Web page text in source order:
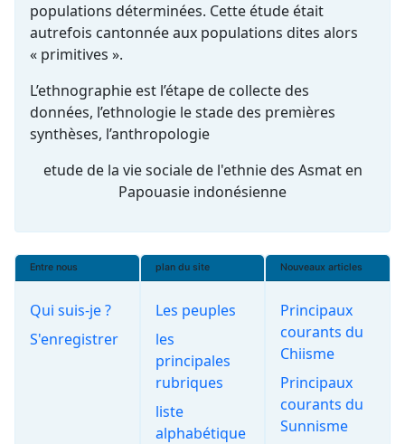
populations déterminées. Cette étude était
autrefois cantonnée aux populations dites alors
« primitives ».
L’ethnographie est l’étape de collecte des
données, l’ethnologie le stade des premières
synthèses, l’anthropologie
etude de la vie sociale de l'ethnie des Asmat en
Papouasie indonésienne
Entre nous
Qui suis-je ?
S'enregistrer
plan du site
Les peuples
les
principales
rubriques
liste
alphabétique
Nouveaux articles
Principaux
courants du
Chiisme
Principaux
courants du
Sunnisme